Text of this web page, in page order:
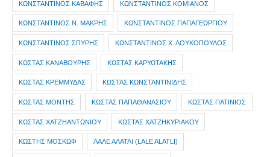
ΚΩΝΣΤΑΝΤΙΝΟΣ ΚΑΒΑΦΗΣ ΚΩΝΣΤΑΝΤΙΝΟΣ ΚΟΜΙΑΝΟΣ
ΚΩΝΣΤΑΝΤΙΝΟΣ Ν. ΜΑΚΡΗΣ ΚΩΝΣΤΑΝΤΙΝΟΣ ΠΑΠΑΓΕΩΡΓΙΟΥ
ΚΩΝΣΤΑΝΤΙΝΟΣ ΣΠΥΡΗΣ ΚΩΝΣΤΑΝΤΙΝΟΣ Χ. ΛΟΥΚΟΠΟΥΛΟΣ
ΚΩΣΤΑΣ ΚΑΝΑΒΟΥΡΗΣ ΚΩΣΤΑΣ ΚΑΡΥΩΤΑΚΗΣ
ΚΩΣΤΑΣ ΚΡΕΜΜΥΔΑΣ ΚΩΣΤΑΣ ΚΩΝΣΤΑΝΤΙΝΙΔΗΣ
ΚΩΣΤΑΣ ΜΟΝΤΗΣ ΚΩΣΤΑΣ ΠΑΠΑΘΑΝΑΣΙΟΥ ΚΩΣΤΑΣ ΠΑΤΙΝΙΟΣ
ΚΩΣΤΑΣ ΧΑΤΖΗΑΝΤΩΝΙΟΥ ΚΩΣΤΑΣ ΧΑΤΖΗΚΥΡΙΑΚΟΥ
ΚΩΣΤΗΣ ΜΟΣΚΩΦ ΛΑΛΕ ΑΛΑΤΛΙ (LALE ALATLI)